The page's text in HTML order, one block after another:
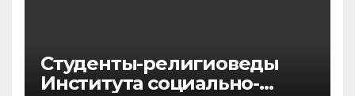
Студенты-религиоведы
Института социально-